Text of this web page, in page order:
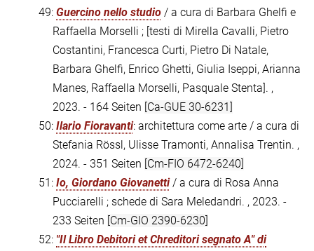
49: Guercino nello studio / a cura di Barbara Ghelfi e
Raffaella Morselli ; [testi di Mirella Cavalli, Pietro
Costantini, Francesca Curti, Pietro Di Natale,
Barbara Ghelfi, Enrico Ghetti, Giulia Iseppi, Arianna
Manes, Raffaella Morselli, Pasquale Stenta]. ,
2023. - 164 Seiten [Ca-GUE 30-6231]
50: Ilario Fioravanti: architettura come arte / a cura di
Stefania Rössl, Ulisse Tramonti, Annalisa Trentin. ,
2024. - 351 Seiten [Cm-FIO 6472-6240]
51: Io, Giordano Giovanetti/ a cura di Rosa Anna
Pucciarelli ; schede di Sara Meledandri. , 2023. -
233 Seiten [Cm-GIO 2390-6230]
52: "Il Libro Debitori et Chreditori segnato A" di